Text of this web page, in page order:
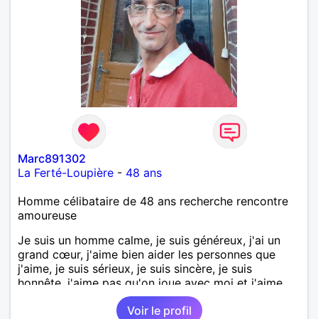
Marc891302
La Ferté-Loupière - 48 ans
Homme célibataire de 48 ans recherche rencontre
amoureuse
Je suis un homme calme, je suis généreux, j'ai un
grand cœur, j'aime bien aider les personnes que
j'aime, je suis sérieux, je suis sincère, je suis
honnête, j'aime pas qu'on joue avec moi et j'aime
pas les mensonges. Je cherche une relation
amoureuse et sérieuse.Voir le profil